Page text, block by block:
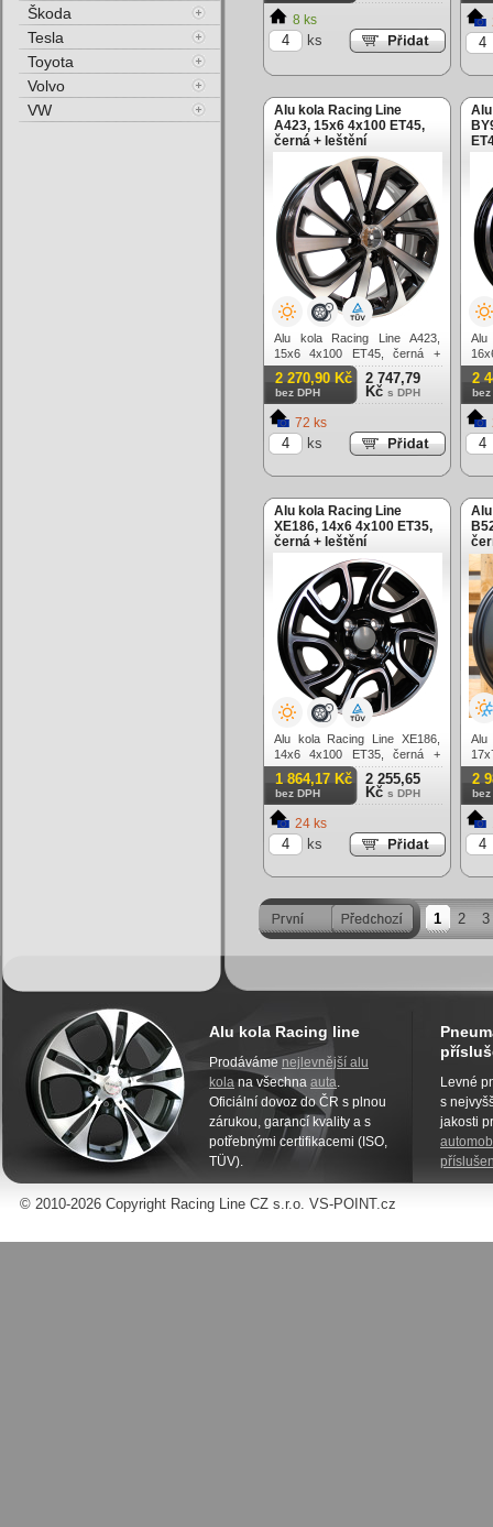
8 ks
ks
Alu kola Racing Line
A423, 15x6 4x100 ET45,
černá + leštění
Alu kola Racing Line A423,
15x6 4x100 ET45, černá +
leštění
2 270,90 Kč
bez DPH
2 747,79
Kč s DPH
72 ks
ks
Alu
2
bez
Alu kola Racing Line
XE186, 14x6 4x100 ET35,
černá + leštění
Alu kola Racing Line XE186,
14x6 4x100 ET35, černá +
leštění
1 864,17 Kč
bez DPH
2 255,65
Kč s DPH
24 ks
ks
Alu
2
bez
1 2 3
Škoda
Tesla
Toyota
Volvo
VW
Alu kola Racing line
Prodáváme nejlevnější alu
kola na všechna auta.
Oficiální dovoz do ČR s plnou
zárukou, garancí kvality a s
potřebnými certifikacemi (ISO,
TÜV).
Levné
s
jakosti
© 2010-2026 Copyright Racing Line CZ s.r.o. VS-POINT.cz